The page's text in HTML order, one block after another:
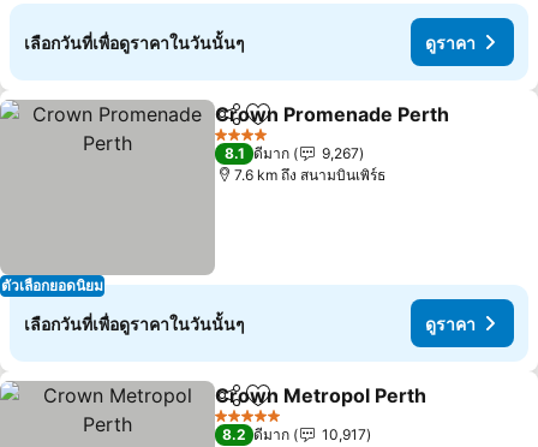
เลือกวันที่เพื่อดูราคาในวันนั้นๆ ดูราคา
ตัวเลือกยอดนิยม
แชร์ เพิ่มในรายการโปรด
Crown Promenade Perth
4 ดาว
8.1 ดีมาก
9,267
7.6 km ถึง สนามบินเพิร์ธ
เลือกวันที่เพื่อดูราคาในวันนั้นๆ ดูราคา
แชร์ เพิ่มในรายการโปรด
Crown Metropol Perth
5 ดาว
8.2 ดีมาก
10,917